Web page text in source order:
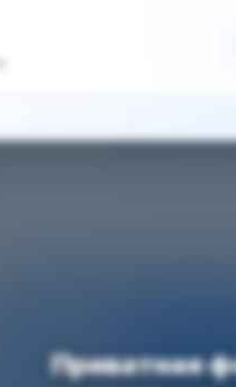
Приватная